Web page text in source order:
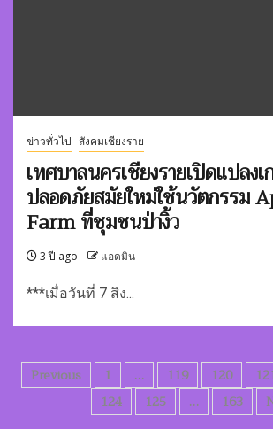
ข่าวทั่วไป สังคมเชียงราย
เทศบาลนครเชียงรายเปิดแปลง
ปลอดภัยสมัยใหม่ใช้นวัตกรรม
Farm ที่ชุมชนป่างิ้ว
3 ปี ago แอดมิน
***เมื่อวันที่ 7 สิง...
Posts
pagination
Previous 1 … 119 120
124
125 … 163